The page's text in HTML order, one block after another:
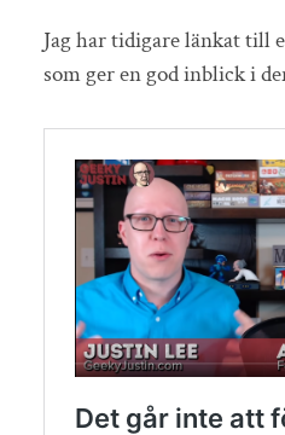
Jag har tidigare länkat till
som ger en god inblick i